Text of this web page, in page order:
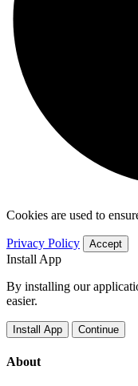
Cookies are used to
Privacy Policy Accept
Install App
By installing our
easier.
Install App Continue
About